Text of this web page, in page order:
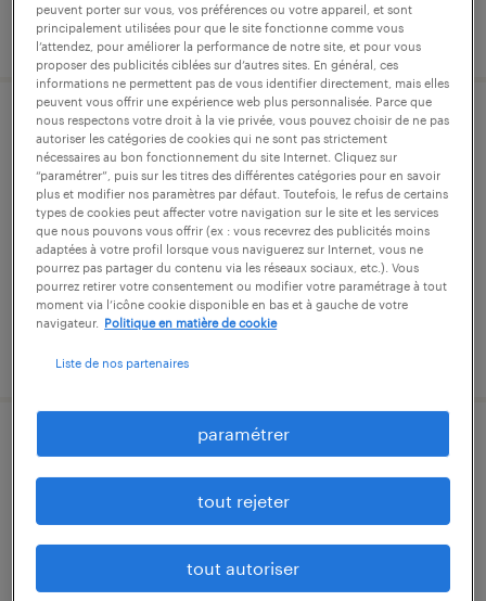
publié le 23 juillet 2026
agent de fabrication (f/h)
issoire, puy-de-dôme
intérim
12,72 € par heure
technicien/agent de maintenance (f/h)
issoire, puy-de-dôme
30 000 € par année
peuvent porter sur vous, vos préférences ou votre appareil, et sont
principalement utilisées pour que le site fonctionne comme vous
l’attendez, pour améliorer la performance de notre site, et pour vous
proposer des publicités ciblées sur d’autres sites. En général, ces
informations ne permettent pas de vous identifier directement, mais elles
peuvent vous offrir une expérience web plus personnalisée. Parce que
nous respectons votre droit à la vie privée, vous pouvez choisir de ne pas
autoriser les catégories de cookies qui ne sont pas strictement
nécessaires au bon fonctionnement du site Internet. Cliquez sur
“paramétrer”, puis sur les titres des différentes catégories pour en savoir
plus et modifier nos paramètres par défaut. Toutefois, le refus de certains
types de cookies peut affecter votre navigation sur le site et les services
que nous pouvons vous offrir (ex : vous recevrez des publicités moins
adaptées à votre profil lorsque vous naviguerez sur Internet, vous ne
pourrez pas partager du contenu via les réseaux sociaux, etc.). Vous
pourrez retirer votre consentement ou modifier votre paramétrage à tout
moment via l’icône cookie disponible en bas et à gauche de votre
navigateur.
Politique en matière de cookie
Liste de nos partenaires
paramétrer
tout rejeter
tout autoriser